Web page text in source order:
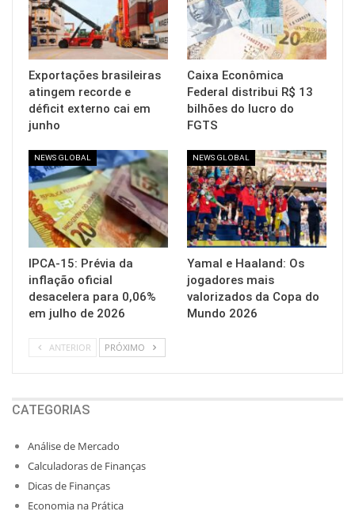
Exportações brasileiras
atingem recorde e
déficit externo cai em
junho
Caixa Econômica
Federal distribui R$ 13
bilhões do lucro do
FGTS
NEWS GLOBAL
IPCA-15: Prévia da
inflação oficial
desacelera para 0,06%
em julho de 2026
NEWS GLOBAL
Yamal e Haaland: Os
jogadores mais
valorizados da Copa do
Mundo 2026
ANTERIOR PRÓXIMO
CATEGORIAS
Análise de Mercado
Calculadoras de Finanças
Dicas de Finanças
Economia na Prática